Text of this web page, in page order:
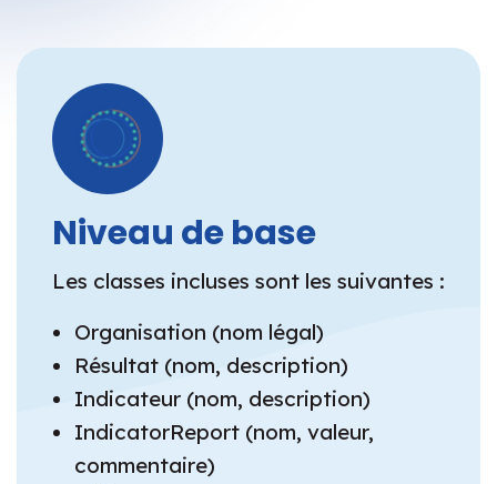
Niveau de base
Les classes incluses sont les suivantes :
Organisation (nom légal)
Résultat (nom, description)
Indicateur (nom, description)
IndicatorReport (nom, valeur,
commentaire)